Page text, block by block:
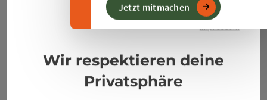
Jetzt mitmachen
4580 Windischgarsten
+43 50 360 360 360
info@360alpenland.com
Datenschutzerklärung
Impressum
Wir respektieren deine
Privatsphäre